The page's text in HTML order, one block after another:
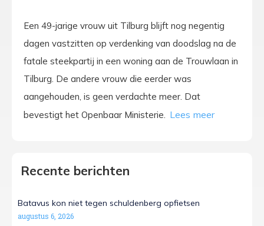
Een 49-jarige vrouw uit Tilburg blijft nog negentig
dagen vastzitten op verdenking van doodslag na de
fatale steekpartij in een woning aan de Trouwlaan in
Tilburg. De andere vrouw die eerder was
aangehouden, is geen verdachte meer. Dat
bevestigt het Openbaar Ministerie.
Recente berichten
Batavus kon niet tegen schuldenberg opfietsen
augustus 6, 2026